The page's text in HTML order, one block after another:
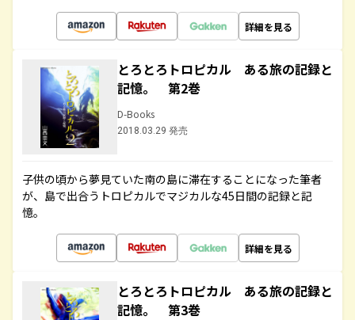
詳細を見る
とろとろトロピカル ある旅の記録と
記憶。 第2巻
D-Books
2018.03.29 発売
子供の頃から夢見ていた南の島に滞在することになった筆者
が、島で出合うトロピカルでマジカルな45日間の記録と記
憶。
詳細を見る
とろとろトロピカル ある旅の記録と
記憶。 第3巻